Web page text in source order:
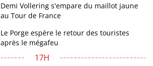
Demi Vollering s'empare du maillot jaune
au Tour de France
Le Porge espère le retour des touristes
après le mégafeu
17H